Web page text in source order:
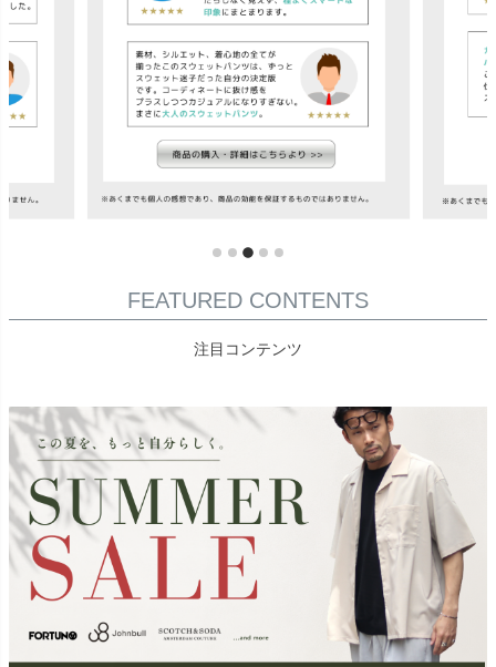
FEATURED CONTENTS
注目コンテンツ